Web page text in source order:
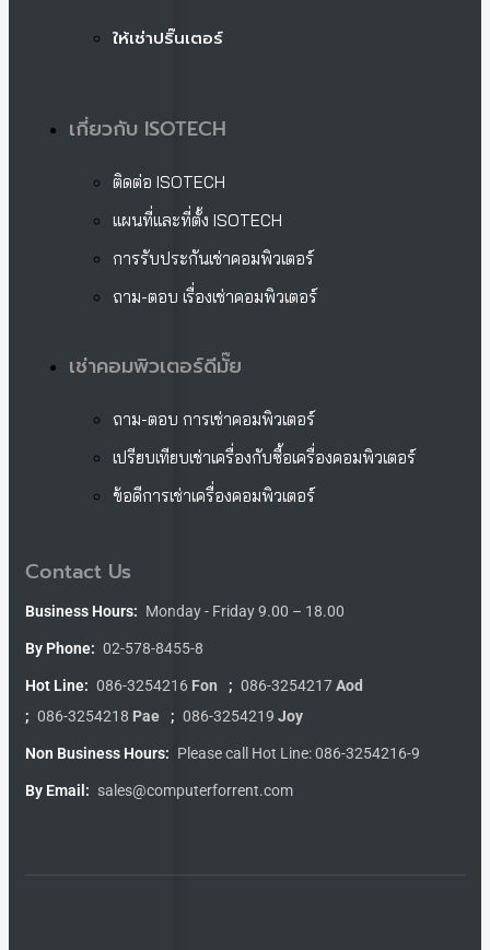
ให้เช่าปริ๊นเตอร์
เกี่ยวกับ ISOTECH
ติดต่อ ISOTECH
แผนที่และที่ตั้ง ISOTECH
การรับประกันเช่าคอมพิวเตอร์
ถาม-ตอบ เรื่องเช่าคอมพิวเตอร์
เช่าคอมพิวเตอร์ดีมั๊ย
ถาม-ตอบ การเช่าคอมพิวเตอร์
เปรียบเทียบเช่าเครื่องกับซื้อเครื่องคอมพิวเตอร์
ข้อดีการเช่าเครื่องคอมพิวเตอร์
Contact Us
Business Hours: Monday - Friday 9.00 – 18.00
By Phone: 02-578-8455-8
Hot Line: 086-3254216 Fon ; 086-3254217Aod
; 086-3254218 Pae ; 086-3254219 Joy
Non Business Hours: Please call Hot Line: 086-3254216-9
By Email: sales@computerforrent.com